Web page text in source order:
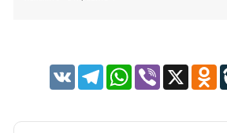
VK TelegramWhatsApp
Viber X